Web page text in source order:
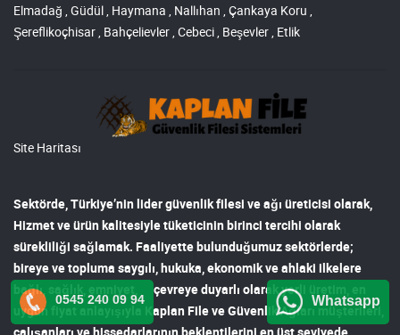
Elmadağ , Güdül , Haymana , Nallıhan , Çankaya Koru ,
Şereflikoçhisar , Bahçelievler , Cebeci , Beşevler , Etlik
Site Haritası
Sektörde, Türkiye’nin lidergüvenlik filesi ve ağı üreticisi olarak,
Hizmet ve ürün kalitesiyle tüketicinin birinci tercihi olarak
sürekliliği sağlamak. Faaliyette bulunduğumuz sektörlerde;
bireye ve topluma saygılı, hukuka, ekonomik ve ahlaki ilkelere
bağlı, sağlık, emniyet, çevreye duyarlı olarak yerli üretim, en
uygun fiyat anlayışıyla
Kaplan File ve Güvenlik Ağlarımüşterileri,
çalışanları ve hissedarlarının beklentilerini en üst seviyede
0545 240 09 94 Whatsapp